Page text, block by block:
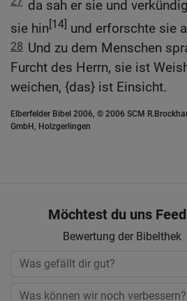
da sah er sie und
sie hin[14] und erforschte sie
28 Und zu dem Menschen
Furcht des Herrn, sie ist
weichen, {das} ist Einsicht.
Elberfelder Bibel 2006, © 2006 SCM
GmbH, Holzgerlingen
Möchtest du uns
Bewertung der Bibelthek